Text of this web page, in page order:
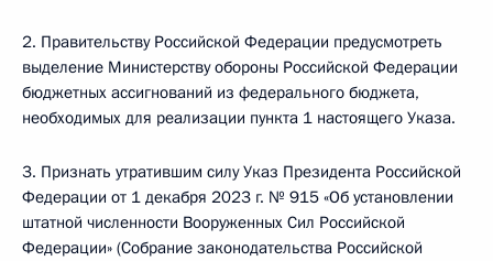
2. Правительству Российской Федерации предусмотреть
выделение Министерству обороны Российской Федерации
бюджетных ассигнований из федерального бюджета,
необходимых для реализации пункта 1 настоящего Указа.
3. Признать утратившим силу Указ Президента Российской
Федерации от 1 декабря 2023 г. № 915 «Об установлении
штатной численности Вооруженных Сил Российской
Федерации» (Собрание законодательства Российской